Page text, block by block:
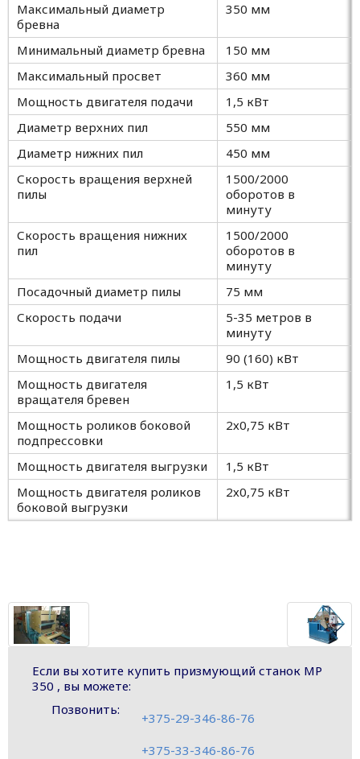
Максимальный диаметр
бревна
350 мм
Минимальный диаметр бревна
150 мм
Максимальный просвет
360 мм
Мощность двигателя подачи
1,5 кВт
Диаметр верхних пил
550 мм
Диаметр нижних пил
450 мм
Скорость вращения верхней
пилы
1500/2000
оборотов в
минуту
Скорость вращения нижних
пил
1500/2000
оборотов в
минуту
Посадочный диаметр пилы
75 мм
Скорость подачи
5-35 метров в
минуту
Мощность двигателя пилы
90 (160) кВт
Мощность двигателя
вращателя бревен
1,5 кВт
Мощность роликов боковой
подпрессовки
2х0,75 кВт
Мощность двигателя выгрузки
1,5 кВт
Мощность двигателя роликов
боковой выгрузки
2х0,75 кВт
Если вы хотите купить призмующий станок МР
350 , вы можете:
Позвонить:
+375-29-346-86-76
+375-33-346-86-76